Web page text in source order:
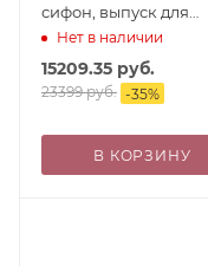
сифон, выпуск для
раковины
универсальный, хром
Нет в наличии
15209.35 руб.
23399руб. -35%
В КОРЗИНУ